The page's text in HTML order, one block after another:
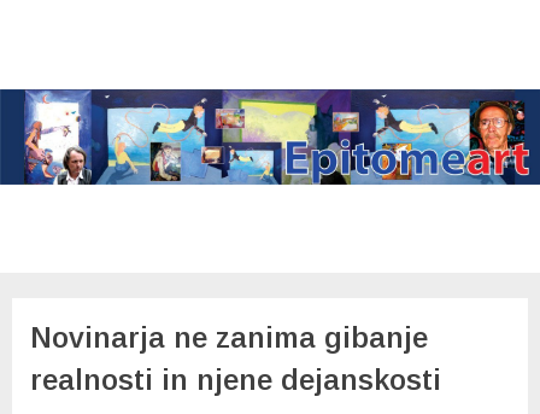
Novinarja ne zanima gibanje
realnosti in njene dejanskosti